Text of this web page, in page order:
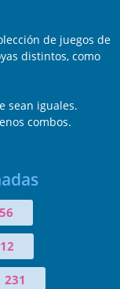
de juegos de
distintos, como
sean iguales.
combos.
56
231